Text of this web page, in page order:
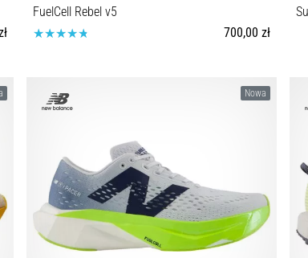
FuelCell Rebel v5
700,00 zł
41½ 42 42½ 43 44 44½ 45 45½ 46½ 47 47½Nowa